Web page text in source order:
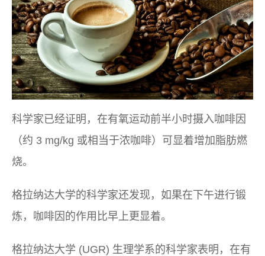
科学家已经证明，在有氧运动前半小时摄入咖啡因
（约 3 mg/kg 或相当于浓咖啡）可显着增加脂肪燃
烧。
格拉纳达大学的科学家还发现，如果在下午进行锻
炼，咖啡因的作用比早上更显着。
格拉纳达大学 (UGR) 生理学系的科学家表明，在有